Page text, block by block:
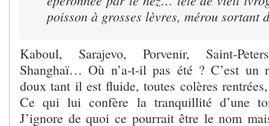
poisson à grosses lèvres, mérou
Kaboul, Sarajevo, Porvenir, Saint-
Shanghaï… Où n’a-t-il pas été ? C’est un
doux tant il est fluide, toutes colères
Ce qui lui confère la tranquillité d’une
J’ignore de quoi ce pourrait être le nom